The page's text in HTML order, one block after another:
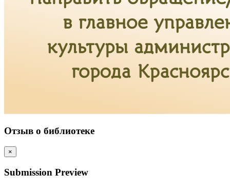
Отзыв о библиотеке
×
Submission Preview